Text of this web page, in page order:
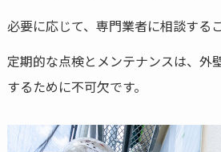
必要に応じて、専門業者に相談する
定期的な点検とメンテナンスは、外
するために不可欠です。